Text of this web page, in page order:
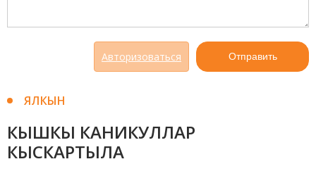
Авторизоваться Отправить
ЯЛКЫН
КЫШКЫ КАНИКУЛЛАР
КЫСКАРТЫЛА